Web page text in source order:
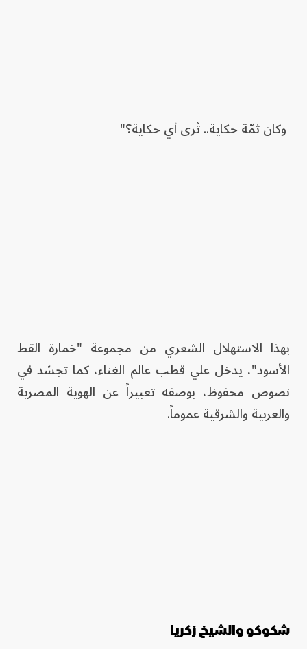
وكان ثمّة حكاية.. تُرى أي حكاية؟"
بهذا الاستهلال الشعري من مجموعة "خمارة القط
الأسود"، يدخل علي قطب عالم الغناء، كما تجسّد في
نصوص محفوظ، بوصفه تعبيراً عن الهوية المصرية
والعربية والشرقية عموماً.
شكوكو والشيخ زكريا